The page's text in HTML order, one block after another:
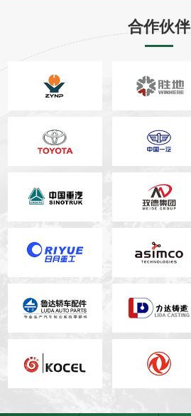
合作伙伴